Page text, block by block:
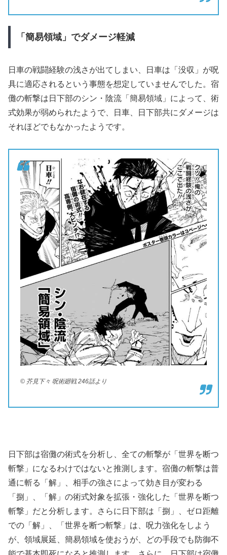
「簡易領域」でダメージ軽減
日車の戦闘経験の浅さが出てしまい、日車は「没収」が呪
具に適応されるという事態を想定していませんでした。宿
儺の斬撃は日下部のシン・陰流「簡易領域」によって、術
式効果が弱められたようで、日車、日下部共にダメージは
それほどでもなかったようです。
© 芥見下々 呪術廻戦 246話より
日下部は宿儺の術式を分析し、全ての斬撃が「世界を断つ
斬撃」になるわけではないと推測します。宿儺の斬撃は普
通に斬る「解」、相手の強さによって効き目が変わる
「捌」、「解」の術式対象を拡張・強化した「世界を断つ
斬撃」だと分析します。さらに日下部は「捌」、ゼロ距離
での「解」、「世界を断つ斬撃」は、呪力強化をしよう
が、領域展延、簡易領域を使おうが、どの手段でも防御不